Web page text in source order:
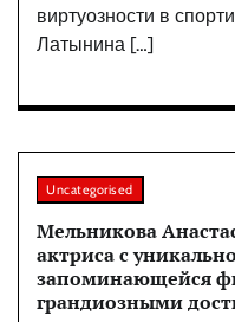
виртуозности в
Латынина […]
Uncategorised
Мельникова
актриса с
запоминающейся
грандиозными